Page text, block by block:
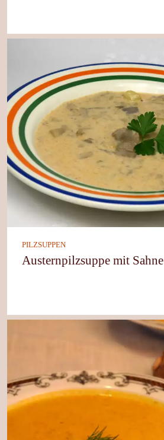
PILZSUPPEN
Austernpilzsuppe mit Sahne